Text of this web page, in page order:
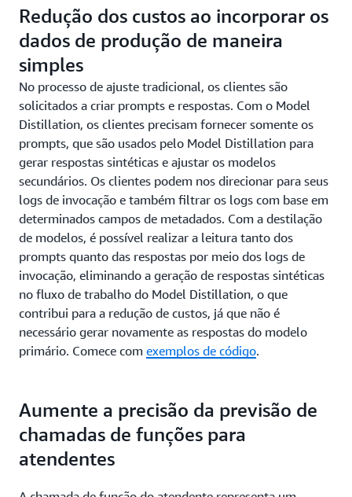
Redução dos custos ao incorporar os
dados de produção de maneira
simples
No processo de ajuste tradicional, os clientes são
solicitados a criar prompts e respostas. Com o Model
Distillation, os clientes precisam fornecer somente os
prompts, que são usados pelo Model Distillation para
gerar respostas sintéticas e ajustar os modelos
secundários. Os clientes podem nos direcionar para seus
logs de invocação e também filtrar os logs com base em
determinados campos de metadados. Com a destilação
de modelos, é possível realizar a leitura tanto dos
prompts quanto das respostas por meio dos logs de
invocação, eliminando a geração de respostas sintéticas
no fluxo de trabalho do Model Distillation, o que
contribui para a redução de custos, já que não é
necessário gerar novamente as respostas do modelo
primário. Comece com exemplos de código.
Aumente a precisão da previsão de
chamadas de funções para
atendentes